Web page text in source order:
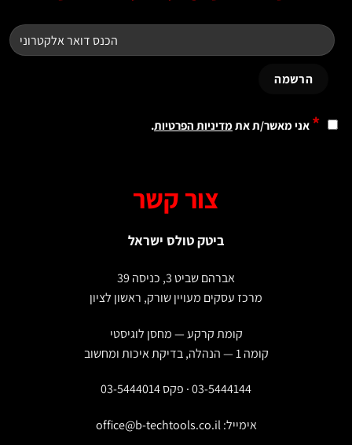
אני מאשר/ת אתמדיניות הפרטיות.
צור קשר
ביטק טולס ישראל
אברהם שביט 3, כניסה 39
מרכז עסקים מעויין שורק, ראשון לציון
קומת קרקע — מחסן לוגיסטי
03-5444144 · פקס 03-5444014
אימייל:office@b-techtools.co.il